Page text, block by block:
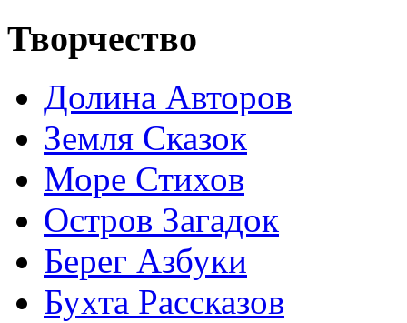
Творчество
Долина Авторов
Земля Сказок
Море Стихов
Остров Загадок
Берег Азбуки
Бухта Рассказов